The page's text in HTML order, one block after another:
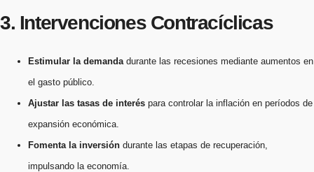
3. Intervenciones Contracíclicas
Estimular la demanda durante las recesiones mediante aumentos en
el gasto público.
Ajustar las tasas de interés para controlar la inflación en períodos de
expansión económica.
Fomenta la inversión durante las etapas de recuperación,
impulsando la economía.